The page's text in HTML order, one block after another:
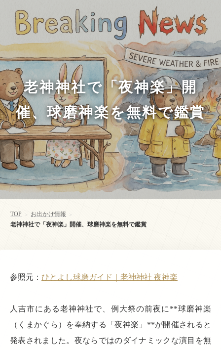
老神神社で「夜神楽」開
催、球磨神楽を無料で鑑賞
TOP > お出かけ情報 >
老神神社で「夜神楽」開催、球磨神楽を無料で鑑賞
参照元： ひとよし球磨ガイド｜老神神社 夜神楽
人吉市にある老神神社で、例大祭の前夜に**球磨神楽
（くまかぐら）を奉納する「夜神楽」**が開催されると
発表されました。夜ならではのダイナミックな演目を無